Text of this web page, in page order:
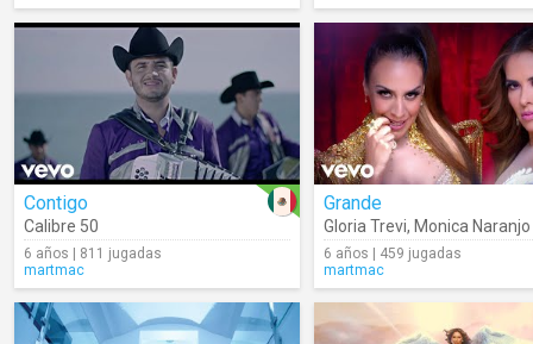
Contigo
Calibre 50
6 años | 811 jugadas
martmac
Grande
Gloria Trevi, Monica Naranjo
6 años | 459 jugadas
martmac